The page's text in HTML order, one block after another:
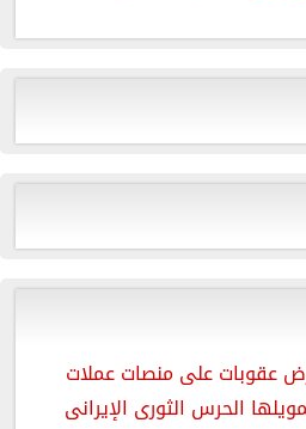
عقوبات على منصات عملات
الحرس الثورى الإيرانى